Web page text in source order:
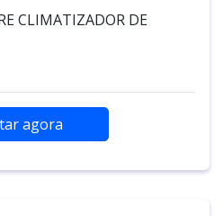
CLIMATIZADOR DE
agora